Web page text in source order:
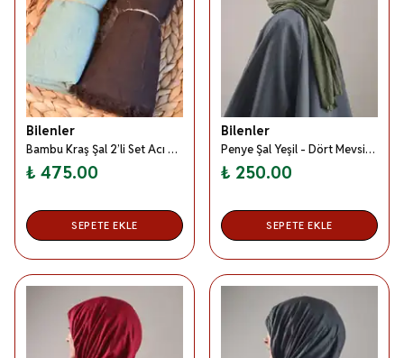
Bilenler
Bambu Kraş Şal 2’li Set Acı Kahve/ Su Yeşili– 75x210 cm | Nefes Alabilir; Terletmez; Tok Duruşlu Mevsimlik Kumaş
₺ 475.00
SEPETE EKLE
Bilenler
Penye Şal Yeşil - Dört Mevsim- Yumuşak Dokulu
₺ 250.00
SEPETE EKLE